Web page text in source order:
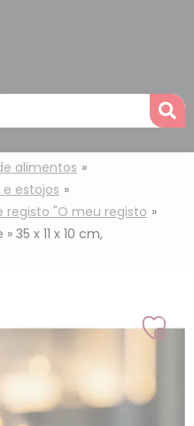
alimentos
e estojos
registo "O meu registo
35 x 11 x 10 cm,